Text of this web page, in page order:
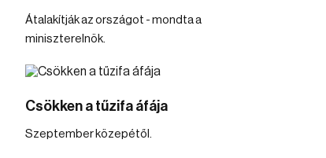
Átalakítják az országot - mondta a
miniszterelnök.
Csökken a tűzifa áfája
Szeptember közepétől.